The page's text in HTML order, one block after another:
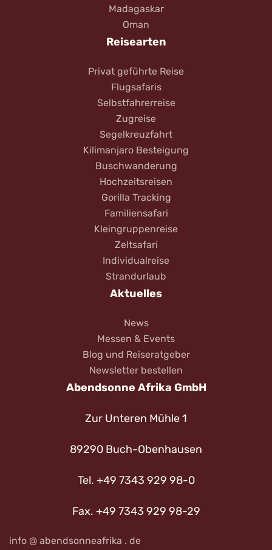
Madagaskar
Oman
Reisearten
Privat geführte Reise
Flugsafaris
Selbstfahrerreise
Zugreise
Segelkreuzfahrt
Kilimanjaro Besteigung
Buschwanderung
Hochzeitsreisen
Gorilla Tracking
Familiensafari
Kleingruppenreise
Zeltsafari
Individualreise
Strandurlaub
Aktuelles
News
Messen & Events
Blog und Reiseratgeber
Newsletter bestellen
Abendsonne Afrika GmbH
Zur Unteren Mühle 1
89290 Buch-Obenhausen
Tel. +49 7343 929 98-0
Fax. +49 7343 929 98-29
info @ abendsonneafrika . de